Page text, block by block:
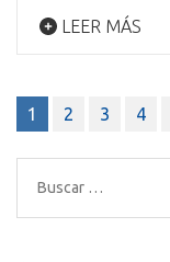
LEER MÁS
Paginación
de
entradas
1 2 3 4
Buscar: